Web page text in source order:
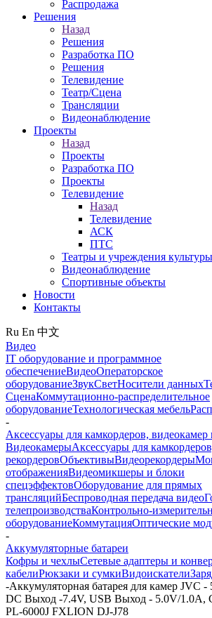
Распродажа
Решения
Назад
Решения
Разработка ПО
Решения
Телевидение
Театр/Сцена
Трансляции
Видеонаблюдение
Проекты
Назад
Проекты
Разработка ПО
Проекты
Телевидение
Назад
Телевидение
АСК
ПТС
Театры и учреждения культуры
Видеонаблюдение
Спортивные объекты
Новости
Контакты
Ru En 中文
Видео
IT оборудование и программное
обеспечениеВидеоОператорское
оборудованиеЗвукСветНосители данных
СценаКоммутационно-распределительное
оборудованиеТехнологическая мебель
-
Аксессуары для камкордеров, видеокамер
ВидеокамерыАксессуары для
рекордеровОбъективыВидеорекордеры
отображенияВидеомикшеры и блоки
спецэффектовОборудование для прямых
трансляцийБеспроводная передача видео
телепроизводстваКонтрольно-
оборудованиеКоммутацияОптические
-
Аккумуляторные батареи
Кофры и чехлыСетевые адаптеры и
кабелиРюкзаки и сумкиВидоискатели
-Аккумуляторная батарея для камер JVC
DC Выход -7.4V, USB Выход - 5.0V/1.0A,
PL-6000J FXLION DJ-J78